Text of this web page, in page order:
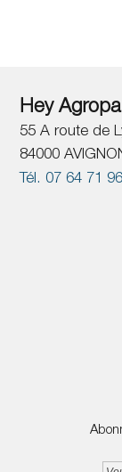
Hey
55 A route de
84000
Tél. 07 64 71